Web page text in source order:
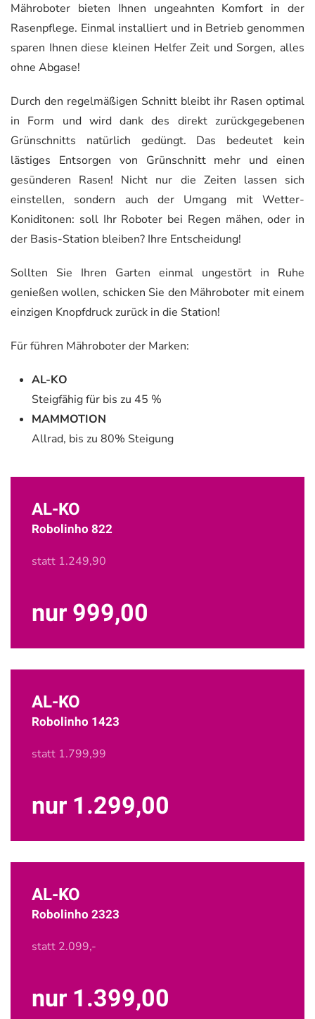
Mähroboter bieten Ihnen ungeahnten Komfort in der
Rasenpflege. Einmal installiert und in Betrieb genommen
sparen Ihnen diese kleinen Helfer Zeit und Sorgen, alles
ohne Abgase!
Durch den regelmäßigen Schnitt bleibt ihr Rasen optimal
in Form und wird dank des direkt zurückgegebenen
Grünschnitts natürlich gedüngt. Das bedeutet kein
lästiges Entsorgen von Grünschnitt mehr und einen
gesünderen Rasen! Nicht nur die Zeiten lassen sich
einstellen, sondern auch der Umgang mit Wetter-
Koniditonen: soll Ihr Roboter bei Regen mähen, oder in
der Basis-Station bleiben? Ihre Entscheidung!
Sollten Sie Ihren Garten einmal ungestört in Ruhe
genießen wollen, schicken Sie den Mähroboter mit einem
einzigen Knopfdruck zurück in die Station!
Für führen Mähroboter der Marken:
AL-KO
Steigfähig für bis zu 45 %
MAMMOTION
Allrad, bis zu 80% Steigung
AL-KO
Robolinho 822
statt 1.249,90
nur 999,00
AL-KO
Robolinho 1423
statt 1.799,99
nur 1.299,00
AL-KO
Robolinho 2323
statt 2.099,-
nur 1.399,00